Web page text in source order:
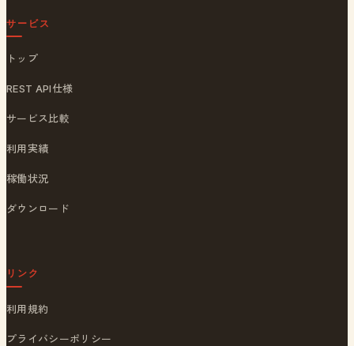
サービス
トップ
REST API仕様
サービス比較
利用実績
稼働状況
ダウンロード
リンク
利用規約
プライバシーポリシー